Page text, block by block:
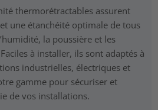
thermorétractables assurent
une étanchéité optimale de tous
la poussière et les
à installer, ils sont adaptés à
industrielles, électriques et
gamme pour sécuriser et
de vos installations.